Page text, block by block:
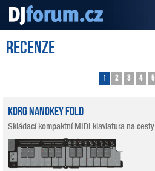
Server o DJ technice a DJingu
Recenze
1 2 3 4 5
KORG nanoKEY Fold
Skládací kompaktní MIDI klaviatura na cesty.